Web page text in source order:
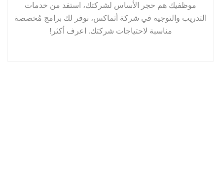
موظفيك هم حجر الأساس لشركتك، استفد من خدمات
التدريب والتوجيه في شركة أتماكس، نوفر لك برامج مُخصصة
مناسبة لاحتياجات شركتك. اعرف أكثر!